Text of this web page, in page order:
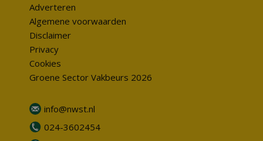
Adverteren
Algemene voorwaarden
Disclaimer
Privacy
Cookies
Groene Sector Vakbeurs 2026
info@nwst.nl
024-3602454